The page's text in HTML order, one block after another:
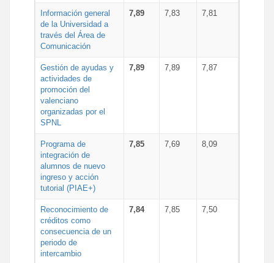
Información general
de la Universidad a
través del Área de
Comunicación
7,89 7,83 7,81
Gestión de ayudas y
actividades de
promoción del
valenciano
organizadas por el
SPNL
7,89 7,89 7,87
Programa de
integración de
alumnos de nuevo
ingreso y acción
tutorial (PIAE+)
7,85 7,69 8,09
Reconocimiento de
créditos como
consecuencia de un
periodo de
intercambio
7,84 7,85 7,50